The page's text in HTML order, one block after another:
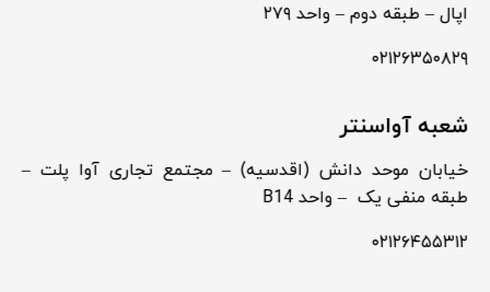
اپال – طبقه دوم – واحد ۲۷۹
۰۲۱۲۶۳۵۰۸۲۹
شعبه آواسنتر
خیابان موحد دانش (اقدسیه) – مجتمع تجاری آوا پلت –
طبقه منفی یک – واحد B14
۰۲۱۲۶۴۵۵۳۱۲